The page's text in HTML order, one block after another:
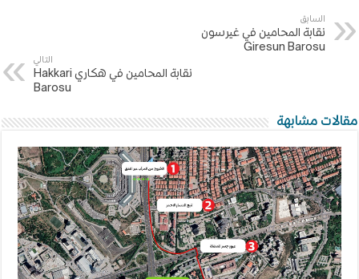
السابق
نقابة المحامين في غيرسون
Giresun Barosu
التالي
نقابة المحامين في هكاري Hakkari
Barosu
مقالات مشابهة